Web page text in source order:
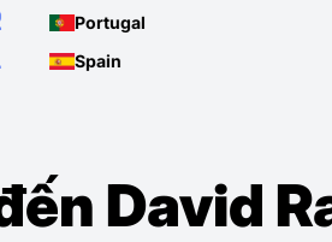
Portugal
Spain
David